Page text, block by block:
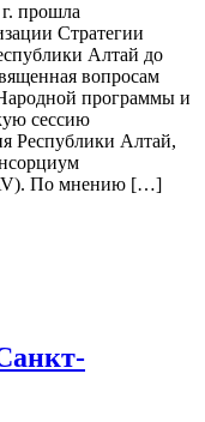
прошла
Стратегии
Алтай до
вопросам
программы и
сессию
Республики Алтай,
По мнению […]